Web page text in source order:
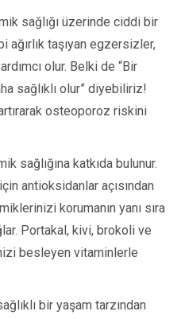
sağlığı üzerinde ciddi bir
ağırlık taşıyan egzersizler,
olur. Belki de “Bir
sağlıklı olur” diyebiliriz!
osteoporoz riskini
sağlığına katkıda bulunur.
antioksidanlar açısından
korumanın yanı sıra
Portakal, kivi, brokoli ve
besleyen vitaminlerle
bir yaşam tarzından